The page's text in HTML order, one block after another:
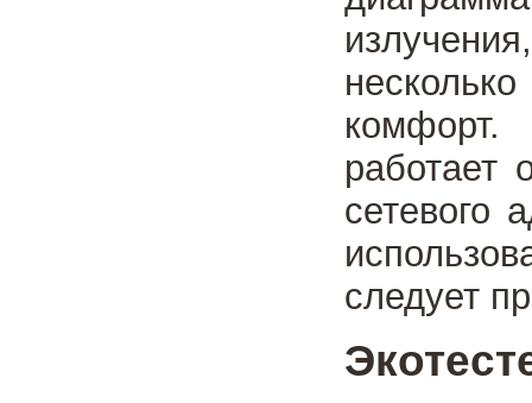
работает
сетевого
следует